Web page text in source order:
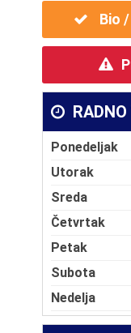
Bio
Ponedeljak
Utorak
Sreda
Četvrtak
Petak
Subota
Nedelja